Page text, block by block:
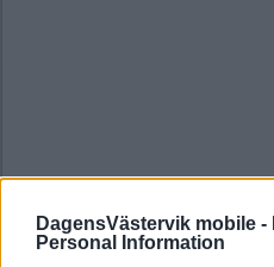
DagensVästervik mobile -
Personal Information